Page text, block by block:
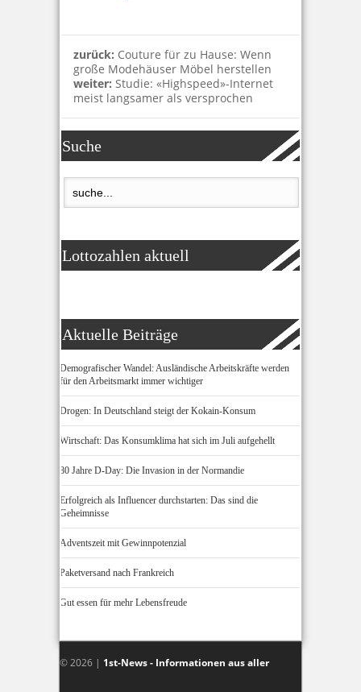
zurück: Couture für zu Hause: Wenn
große Modehäuser Möbel herstellen
weiter: Studie: «Highspeed»-Internet
meist langsamer als versprochen
Suche
Lottozahlen aktuell
Aktuelle Beiträge
Demografischer Wandel: Ausländische Arbeitskräfte werden
für den Arbeitsmarkt immer wichtiger
Drogen: In Deutschland steigt der Kokain-Konsum
Wirtschaft: Das Konsumklima hat sich im Juli aufgehellt
80 Jahre D-Day: Die Invasion in der Normandie
Erfolgreich als Influencer durchstarten: Das sind die
Geheimnisse
Adventszeit mit Gewinnpotenzial
Paketversand nach Frankreich
Gut essen für mehr Lebensfreude
© 2026 | 1st-News - Informationen aus aller